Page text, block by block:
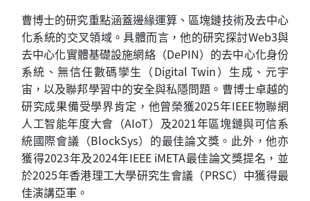
曹博士的研究重點涵蓋邊緣運算、區塊鏈技術及去中心
化系統的交叉領域。具體而言，他的研究探討Web3與
去中心化實體基礎設施網絡（DePIN）的去中心化身份
系統、無信任數碼孿生（Digital Twin）生成、元宇
宙，以及聯邦學習中的安全與私隱問題。曹博士卓越的
研究成果備受學界肯定，他曾榮獲2025年IEEE物聯網
人工智能年度大會（AIoT）及2021年區塊鏈與可信系
統國際會議（BlockSys）的最佳論文獎。此外，他亦
獲得2023年及2024年IEEE iMETA最佳論文獎提名，並
於2025年香港理工大學研究生會議（PRSC）中獲得最
佳演講亞軍。